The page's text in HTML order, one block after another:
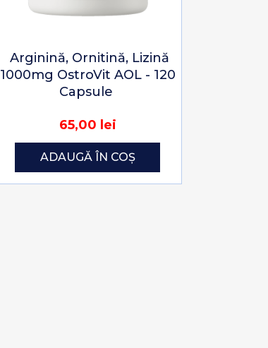
Arginină, Ornitină, Lizină
1000mg OstroVit AOL - 120
Capsule
65,00 lei
ADAUGĂ ÎN COȘ